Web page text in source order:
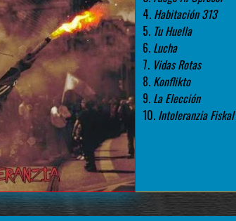
4. Habitación 313
5. Tu Huella
6. Lucha
7. Vidas Rotas
8. Konflikto
9. La Elección
10. Intoleranzia Fiskal